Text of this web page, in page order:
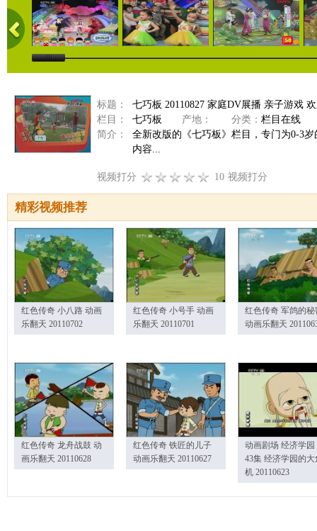
标题：
七巧板 20110827 家庭DV展播 亲子游戏
栏目：
七巧板 产地： 分类： 栏目在线
简介：
全新改版的《七巧板》栏目，专门为0-3
内容...
视频打分 10 视频打分
精彩视频推荐
红色传奇 小八路 动画
乐翻天 20110702
红色传奇 小号手 动画
乐翻天 20110701
红色传奇 军鸽的秘
动画乐翻天
红色传奇 龙舟战鼓 动
画乐翻天 20110628
红色传奇 铁匠的儿子
动画乐翻天 20110627
动画剧场 经济学园
43集 经济学园的大
机 20110623